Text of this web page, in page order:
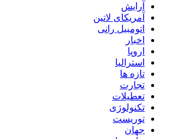
آرایش
آمریکای لاتین
اتومبیل رانی
اخبار
اروپا
استرالیا
تازه ها
تجارت
تعطیلات
تکنولوژی
توریست
جهان